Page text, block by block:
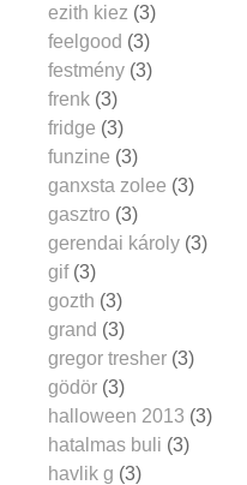
ezith kiez (3)
feelgood (3)
festmény (3)
frenk (3)
fridge (3)
funzine (3)
ganxsta zolee (3)
gasztro (3)
gerendai károly (3)
gif (3)
gozth (3)
grand (3)
gregor tresher (3)
gödör (3)
halloween 2013 (3)
hatalmas buli (3)
havlik g (3)